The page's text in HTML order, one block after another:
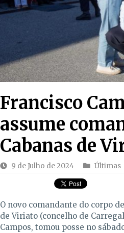
Francisco
assume
Cabanas de
9 de Julho de 2024 Últimas
O novo comandante do corpo
de Viriato (concelho de
Campos, tomou posse no